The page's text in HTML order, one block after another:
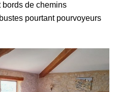
bords de chemins
pourtant pourvoyeurs